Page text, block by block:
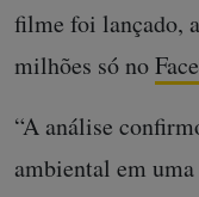
filme foi lançado,
milhões só no
“A análise
ambiental em